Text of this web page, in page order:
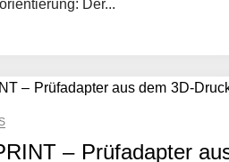
Der...
– Prüfadapter